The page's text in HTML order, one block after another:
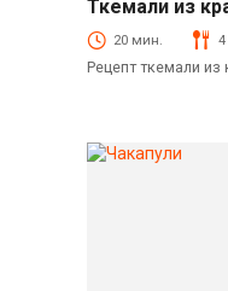
Ткемали из
20 мин. 4
Рецепт ткемали